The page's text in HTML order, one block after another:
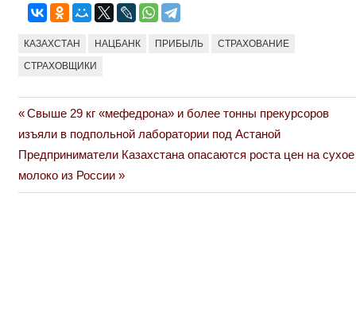
КАЗАХСТАН НАЦБАНК ПРИБЫЛЬ СТРАХОВАНИЕ
СТРАХОВЩИКИ
Навигация
по
записям
Previous
Post:
Свыше 29 кг «мефедрона» и более тонны прекурсоров
изъяли в подпольной лаборатории под Астаной
Next
Post:
Предприниматели Казахстана опасаются роста цен на сухое
молоко из России